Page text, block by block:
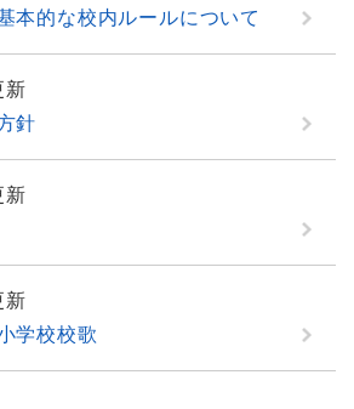
本的な校内ルールについて
新
針
新
新
学校校歌